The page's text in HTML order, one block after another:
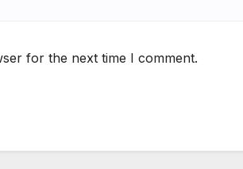
for the next time I comment.